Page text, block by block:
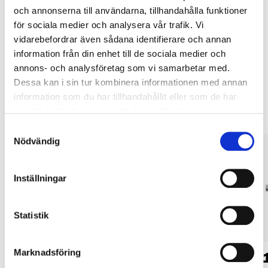
och annonserna till användarna, tillhandahålla funktioner
för sociala medier och analysera vår trafik. Vi
vidarebefordrar även sådana identifierare och annan
information från din enhet till de sociala medier och
annons- och analysföretag som vi samarbetar med.
Dessa kan i sin tur kombinera informationen med annan
information som du har tillhandahållit eller som de har
Nödvändig
Inställningar
Statistik
Marknadsföring
Köp & Hämta i ditt varuhus inom 2 timmar! För mer information om
tjänsten och våra villkor.
LÄS MER
Andra kunder köpte också
5990